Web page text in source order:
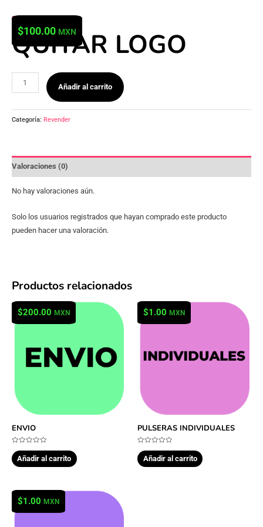
contenido
Revender
QUITAR LOGO
$100.00 MXN
LOGO
cantidad
Añadir al carrito
Categoría: Revender
Valoraciones (0)
No hay valoraciones aún.
Solo los usuarios registrados que hayan comprado este producto
pueden hacer una valoración.
Productos relacionados
ENVIO
$200.00 MXN
en
0
de
Añadir al carrito
PULSERAS INDIVIDUALES
$1.00 MXN
en
0
de
Añadir al carrito
$1.00 MXN